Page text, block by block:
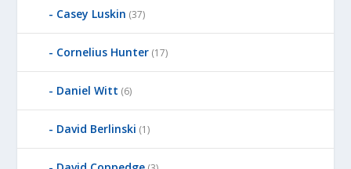
Casey Luskin (37)
Cornelius Hunter (17)
Daniel Witt (6)
David Berlinski (1)